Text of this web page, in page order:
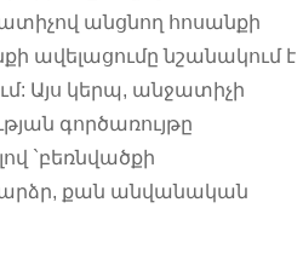
անցնող հոսանքի
ավելացումը նշանակում է
Այս կերպ, անջատիչի
գործառույթը
`բեռնվածքի
քան անվանական